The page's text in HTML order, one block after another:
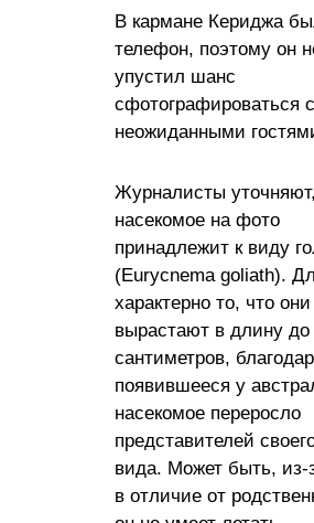
В кармане Кериджа
телефон, поэтому он
упустил шанс
сфотографироваться с
неожиданными
Журналисты
насекомое на фото
принадлежит к виду
(Eurycnema goliath).
характерно то, что они
вырастают в длину до
сантиметров,
появившееся у
насекомое переросло
представителей
вида. Может быть, из-
в отличие от